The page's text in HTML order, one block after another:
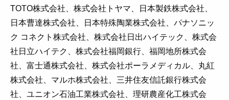
TOTO株式会社、株式会社トヤマ、日本製鉄株式会社、
日本曹達株式会社、日本特殊陶業株式会社、パナソニッ
ク コネクト株式会社、株式会社日出ハイテック、株式会
社日立ハイテク、株式会社福岡銀行、福岡地所株式会
社、富士通株式会社、株式会社ポーラメディカル、丸紅
株式会社、マルホ株式会社、三井住友信託銀行株式会
社、ユニオン石油工業株式会社、理研農産化工株式会